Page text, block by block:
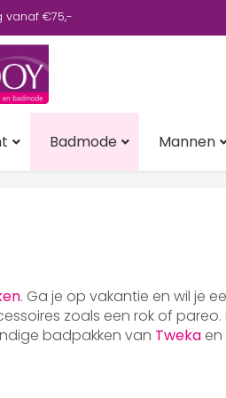
vanaf €75,-
Badmode Mannen
. Ga je op vakantie en wil je
zoals een rok of
badpakken van Tweka en